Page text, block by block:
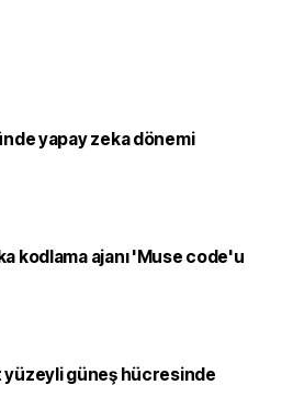
yapay zeka dönemi
kodlama ajanı 'Muse code'u
güneş hücresinde